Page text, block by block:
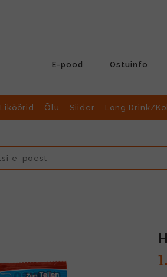
E-pood Ostuinfo
Liköörid Õlu Siider Long Drink/